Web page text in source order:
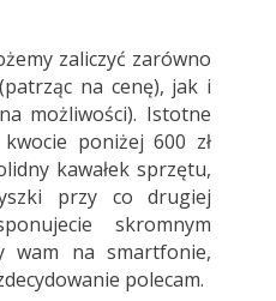
zaliczyć zarówno
na cenę), jak i
możliwości). Istotne
poniżej 600 zł
kawałek sprzętu,
przy co drugiej
skromnym
wam na smartfonie,
polecam.